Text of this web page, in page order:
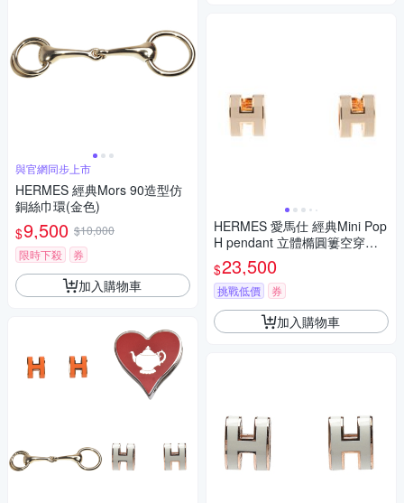
與官網同步上市
HERMES 經典Mors 90造型仿
銅絲巾環(金色)
$9,500 $10,000
限時下殺
券
加入購物車
HERMES 愛馬仕 經典Mini Pop
H pendant 立體橢圓簍空穿式
耳環(MARRON GLACE/玫瑰
金)
$23,500
挑戰低價 券
加入購物車